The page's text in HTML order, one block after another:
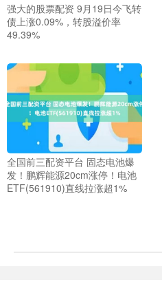
强大的股票配资 9月19日今飞转
债上涨0.09%，转股溢价率
49.39%
全国前三配资平台 固态电池爆
发！鹏辉能源20cm涨停！电池
ETF(561910)直线拉涨超1%